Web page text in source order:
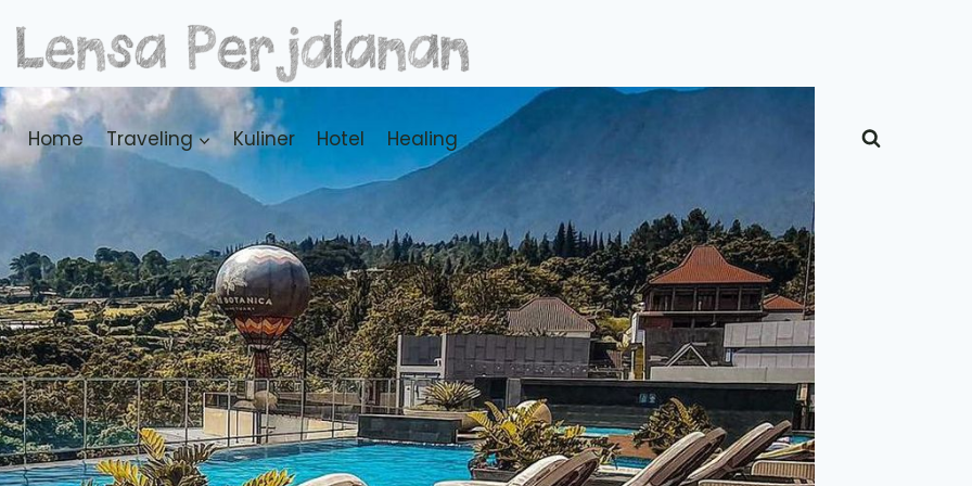
Home Traveling Kuliner Hotel Healing